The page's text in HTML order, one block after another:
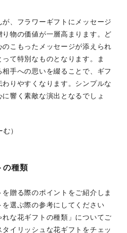
、フラワーギフトにメッセージ
物の価値が一層高まります。ど
こもったメッセージが添えられ
て特別なものとなります。ま
手への思いを綴ることで、ギフ
わりやすくなります。シンプルな
響く素敵な演出となるでしょ
の種類
贈る際のポイントをご紹介しま
を選ぶ際の参考にしてください
な花ギフトの種類」についてご
イリッシュな花ギフトをチェッ